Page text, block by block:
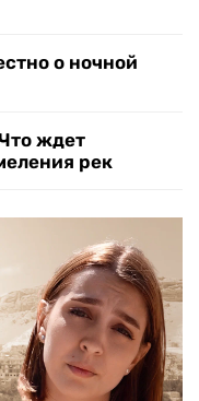
о ночной
ждет
рек